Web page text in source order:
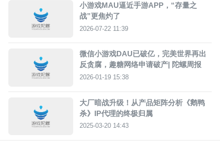
小游戏MAU逼近手游APP，“存量之
战”更焦灼了
2026-07-22 11:39
微信小游戏DAU已破亿，完美世界再出
反贪腐，趣糖网络申请破产| 陀螺周报
2026-01-19 15:38
大厂暗战升级！从产品矩阵分析《鹅鸭
杀》IP代理的终极归属
2025-03-20 14:43